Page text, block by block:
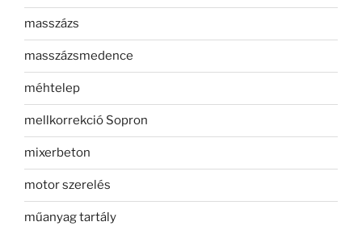
masszázs
masszázsmedence
méhtelep
mellkorrekció Sopron
mixerbeton
motor szerelés
műanyag tartály